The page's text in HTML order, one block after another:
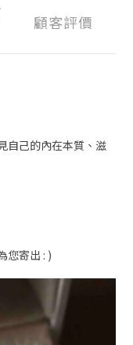
顧客評價
自己的內在本質、滋
您寄出 : )